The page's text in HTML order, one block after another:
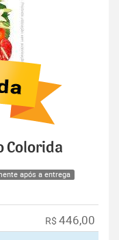
Colorida
após a entrega
R$ 446,00